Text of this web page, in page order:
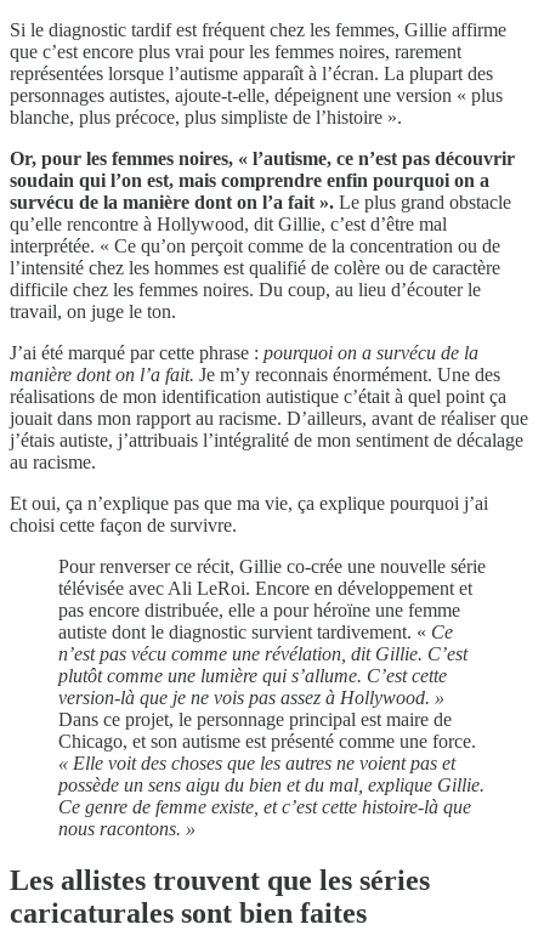
Si le diagnostic tardif est fréquent chez les femmes, Gillie affirme
que c’est encore plus vrai pour les femmes noires, rarement
représentées lorsque l’autisme apparaît à l’écran. La plupart des
personnages autistes, ajoute-t-elle, dépeignent une version « plus
blanche, plus précoce, plus simpliste de l’histoire ».
Or, pour les femmes noires, « l’autisme, ce n’est pas découvrir
soudain qui l’on est, mais comprendre enfin pourquoi on a
survécu de la manière dont on l’a fait ». Le plus grand obstacle
qu’elle rencontre à Hollywood, dit Gillie, c’est d’être mal
interprétée. « Ce qu’on perçoit comme de la concentration ou de
l’intensité chez les hommes est qualifié de colère ou de caractère
difficile chez les femmes noires. Du coup, au lieu d’écouter le
travail, on juge le ton.
J’ai été marqué par cette phrase : pourquoi on a survécu de la
manière dont on l’a fait. Je m’y reconnais énormément. Une des
réalisations de mon identification autistique c’était à quel point ça
jouait dans mon rapport au racisme. D’ailleurs, avant de réaliser que
j’étais autiste, j’attribuais l’intégralité de mon sentiment de décalage
au racisme.
Et oui, ça n’explique pas que ma vie, ça explique pourquoi j’ai
choisi cette façon de survivre.
Pour renverser ce récit, Gillie co-crée une nouvelle série
télévisée avec Ali LeRoi. Encore en développement et
pas encore distribuée, elle a pour héroïne une femme
autiste dont le diagnostic survient tardivement. « Ce
n’est pas vécu comme une révélation, dit Gillie. C’est
plutôt comme une lumière qui s’allume. C’est cette
version-là que je ne vois pas assez à Hollywood. »
Dans ce projet, le personnage principal est maire de
Chicago, et son autisme est présenté comme une force.
« Elle voit des choses que les autres ne voient pas et
possède un sens aigu du bien et du mal, explique Gillie.
Ce genre de femme existe, et c’est cette histoire-là que
nous racontons. »
Les allistes trouvent que les séries
caricaturales sont bien faites